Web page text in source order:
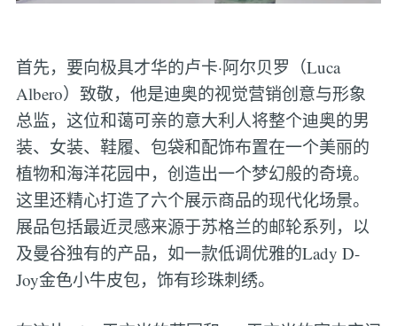
首先，要向极具才华的卢卡·阿尔贝罗（Luca
Albero）致敬，他是迪奥的视觉营销创意与形象
总监，这位和蔼可亲的意大利人将整个迪奥的男
装、女装、鞋履、包袋和配饰布置在一个美丽的
植物和海洋花园中，创造出一个梦幻般的奇境。
这里还精心打造了六个展示商品的现代化场景。
展品包括最近灵感来源于苏格兰的邮轮系列，以
及曼谷独有的产品，如一款低调优雅的Lady D-
Joy金色小牛皮包，饰有珍珠刺绣。